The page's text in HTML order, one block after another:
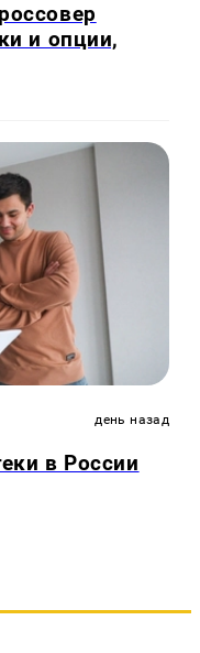
и опции,
день назад
в России